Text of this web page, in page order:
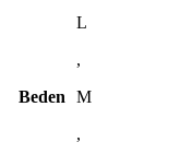
Beden
L
,
M
,